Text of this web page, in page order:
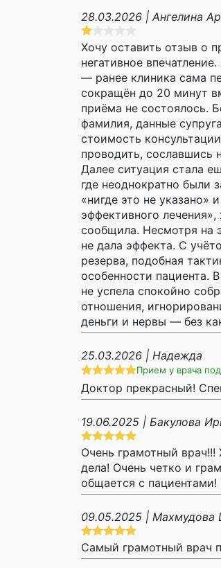
28.03.2026 | Ангелина
Хочу оставить отзыв о
негативное
— ранее клиника сама
сокращён до 20 минут
приёма не состоялось.
фамилия, данные
стоимость
проводить, сославшись
Далее ситуация стала
где неоднократно были
«нигде это не указано»
эффективного
сообщила. Несмотря на
не дала эффекта. С
резерва, подобная
особенности пациента.
не успела спокойно
отношения,
деньги и нервы — без
25.03.2026 | Надежда
Прием у врача
Доктор прекрасный!
19.06.2025 | Бакулова
Очень грамотный
дела! Очень четко и
общается с
09.05.2025 | Махмудова
Самый грамотный врач